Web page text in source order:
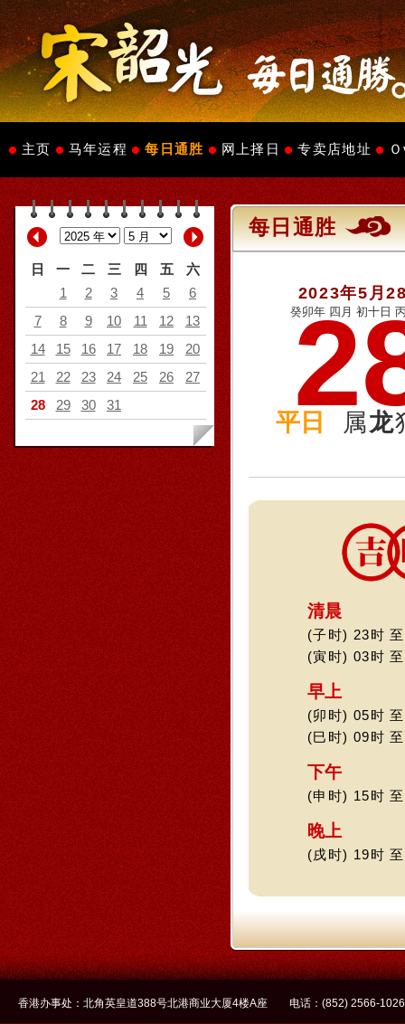
主页 马年运程 每日通胜 网上择日 专卖店地址
日 一 二 三 四 五
六
1
2 3 4 5
6
7
8 9 10 11 12
13
14
15 16 17 18 19
20
21
22 23 24 25 26
27
28
29 30 31
每日通胜
2023年5月
癸卯年 四月 初十日
平日 属龙
清晨
(子时) 23时
(寅时) 03时
早上
(卯时) 05时
(巳时) 09时
下午
(申时) 15时
晚上
(戌时) 19时
香港办事处：北角英皇道388号北港商业大厦4楼A座 电话：(852)